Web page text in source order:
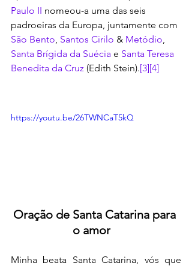
Paulo II nomeou-a uma das seis
padroeiras da Europa, juntamente com
São Bento, Santos Cirilo & Metódio,
Santa Brígida da Suécia e Santa Teresa
Benedita da Cruz (Edith Stein).[3][4]
https://youtu.be/26TWNCaT5kQ
Oração de Santa Catarina para
o amor
Minha beata Santa Catarina, vós que